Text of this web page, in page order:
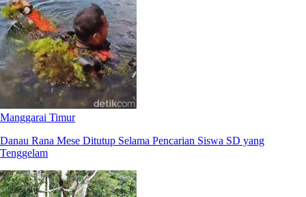
Manggarai Timur
Danau Rana Mese Ditutup Selama Pencarian Siswa SD yang
Tenggelam